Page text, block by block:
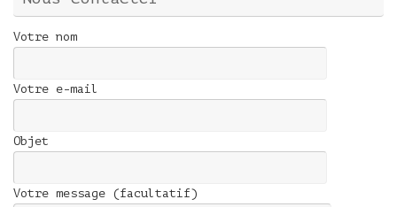
Votre nom
Votre e-mail
Objet
Votre message (facultatif)